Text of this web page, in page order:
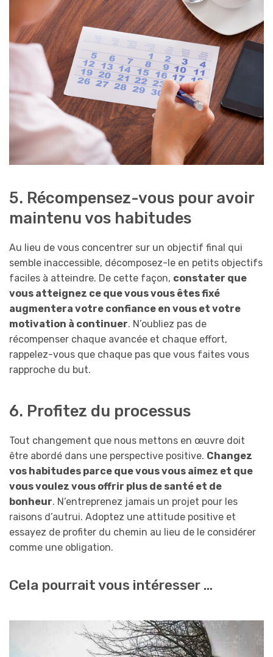
5. Récompensez-vous pour avoir
maintenu vos habitudes
Au lieu de vous concentrer sur un objectif final qui
semble inaccessible, décomposez-le en petits objectifs
faciles à atteindre. De cette façon, constater que
vous atteignez ce que vous vous êtes fixé
augmentera votre confiance en vous et votre
motivation à continuer. N’oubliez pas de
récompenser chaque avancée et chaque effort,
rappelez-vous que chaque pas que vous faites vous
rapproche du but.
6. Profitez du processus
Tout changement que nous mettons en œuvre doit
être abordé dans une perspective positive. Changez
vos habitudes parce que vous vous aimez et que
vous voulez vous offrir plus de santé et de
bonheur. N’entreprenez jamais un projet pour les
raisons d’autrui. Adoptez une attitude positive et
essayez de profiter du chemin au lieu de le considérer
comme une obligation.
Cela pourrait vous intéresser …